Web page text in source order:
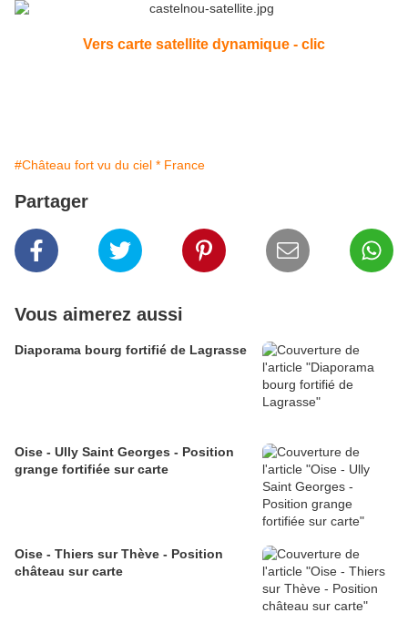
Vers carte satellite dynamique - clic
#Château fort vu du ciel * France
Partager
Vous aimerez aussi
Diaporama bourg fortifié de Lagrasse
Oise - Ully Saint Georges - Position
grange fortifiée sur carte
Oise - Thiers sur Thève - Position
château sur carte